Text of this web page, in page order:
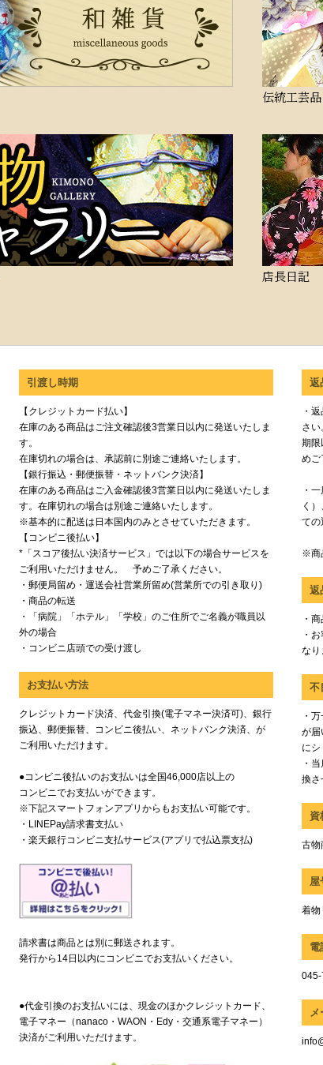
伝統工芸品
店長日記
引渡し時期
【クレジットカード払い】
在庫のある商品はご注文確認後3営業日以内に発送いたしま
す。
在庫切れの場合は、承認前に別途ご連絡いたします。
【銀行振込・郵便振替・ネットバンク決済】
在庫のある商品はご入金確認後3営業日以内に発送いたしま
す。在庫切れの場合は別途ご連絡いたします。
※基本的に配送は日本国内のみとさせていただきます。
【コンビニ後払い】
*「スコア後払い決済サービス」では以下の場合サービスを
ご利用いただけません。 予めご了承ください。
・郵便局留め・運送会社営業所留め(営業所での引き取り)
・商品の転送
・「病院」「ホテル」「学校」のご住所でご名義が職員以
外の場合
・コンビニ店頭での受け渡し
お支払い方法
クレジットカード決済、代金引換(電子マネー決済可)、銀行
振込、郵便振替、コンビニ後払い、ネットバンク決済、が
ご利用いただけます。
●コンビニ後払いのお支払いは全国46,000店以上の
コンビニでお支払いができます。
※下記スマートフォンアプリからもお支払い可能です。
・LINEPay請求書支払い
・楽天銀行コンビニ支払サービス(アプリで払込票支払)
請求書は商品とは別に郵送されます。
発行から14日以内にコンビニでお支払いください。
●代金引換のお支払いには、現金のほかクレジットカード、
電子マネー（nanaco・WAON・Edy・交通系電子マネー）
決済がご利用いただけます。
返
・
さい
期限
めご
・
く
ての
※商
返
・
・
なり
不
・
が届
に
・
換さ
資
古
屋
着物
電
メ